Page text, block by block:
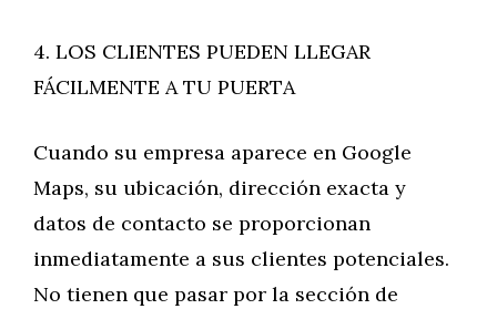
4. LOS CLIENTES PUEDEN LLEGAR
FÁCILMENTE A TU PUERTA
Cuando su empresa aparece en Google
Maps, su ubicación, dirección exacta y
datos de contacto se proporcionan
inmediatamente a sus clientes potenciales.
No tienen que pasar por la sección de